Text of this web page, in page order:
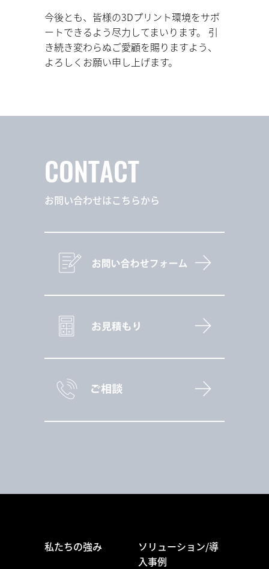
今後とも、皆様の3Dプリント環境をサポ
ートできるよう尽力してまいります。 引
き続き変わらぬご愛顧を賜りますよう、
よろしくお願い申し上げます。
CONTACT
お問い合わせはこちらから
私たちの強み
ソリューション/導
入事例